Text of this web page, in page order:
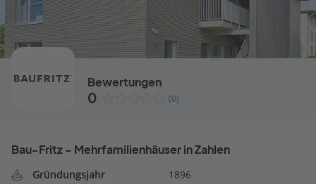
Bewertungen
0 (0)
Bau-Fritz - Mehrfamilienhäuser in Zahlen
Gründungsjahr
1896